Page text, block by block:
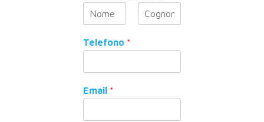
o
m
m
Telefono *
Email *